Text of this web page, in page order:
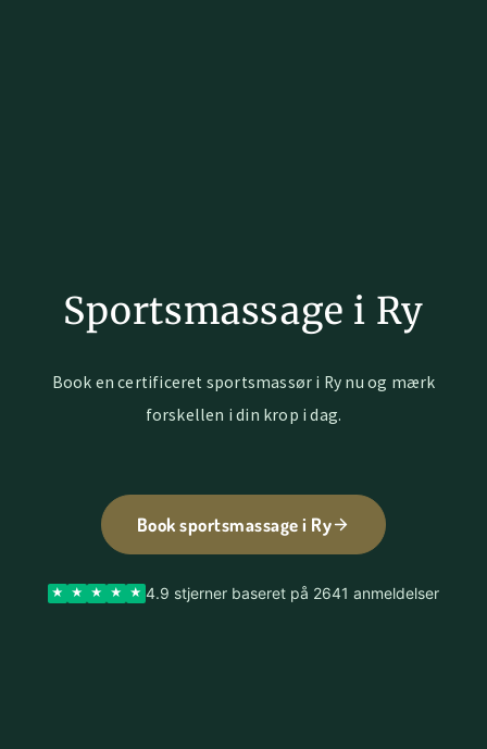
Sportsmassage i Ry
Book en certificeret sportsmassør i Ry nu og mærk
forskellen i din krop i dag.
Book sportsmassage i Ry
4.9 stjerner baseret på 2641 anmeldelser